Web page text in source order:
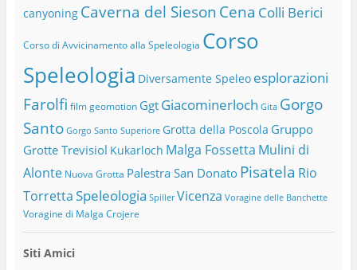
canyoning Caverna del Sieson Cena Colli Berici
Corso di Avvicinamento alla Speleologia Corso
Speleologia Diversamente Speleo esplorazioni
Farolfi film geomotion Ggt Giacominerloch Gita Gorgo
Santo Gorgo Santo Superiore Grotta della Poscola Gruppo
Grotte Trevisiol Kukarloch Malga Fossetta Mulini di
Alonte Nuova Grotta Palestra San Donato Pisatela Rio
TorrettaSpeleologia Spiller Vicenza Voragine delle Banchette
Voragine di Malga Crojere
Siti Amici